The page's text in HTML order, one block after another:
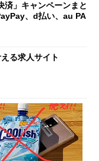
済」キャンペーンまと
、d払い、au PA
る求人サイト